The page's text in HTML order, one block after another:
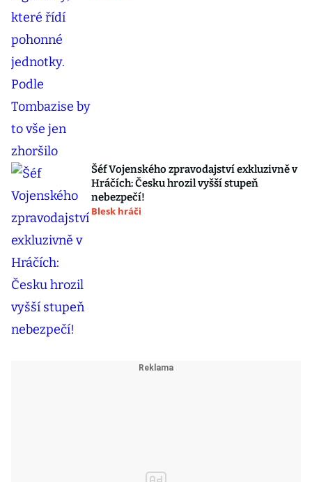
Šéf Vojenského zpravodajství exkluzivně v
Hráčích: Česku hrozil vyšší stupeň
nebezpečí!
Blesk hráči